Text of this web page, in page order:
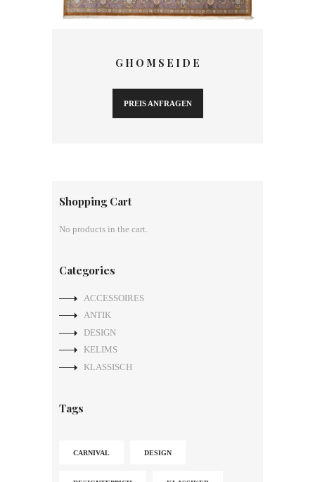
G H O M S E I D E
PREIS ANFRAGEN
Shopping Cart
No products in the cart.
Categories
ACCESSOIRES
ANTIK
DESIGN
KELIMS
KLASSISCH
Tags
CARNIVAL DESIGN